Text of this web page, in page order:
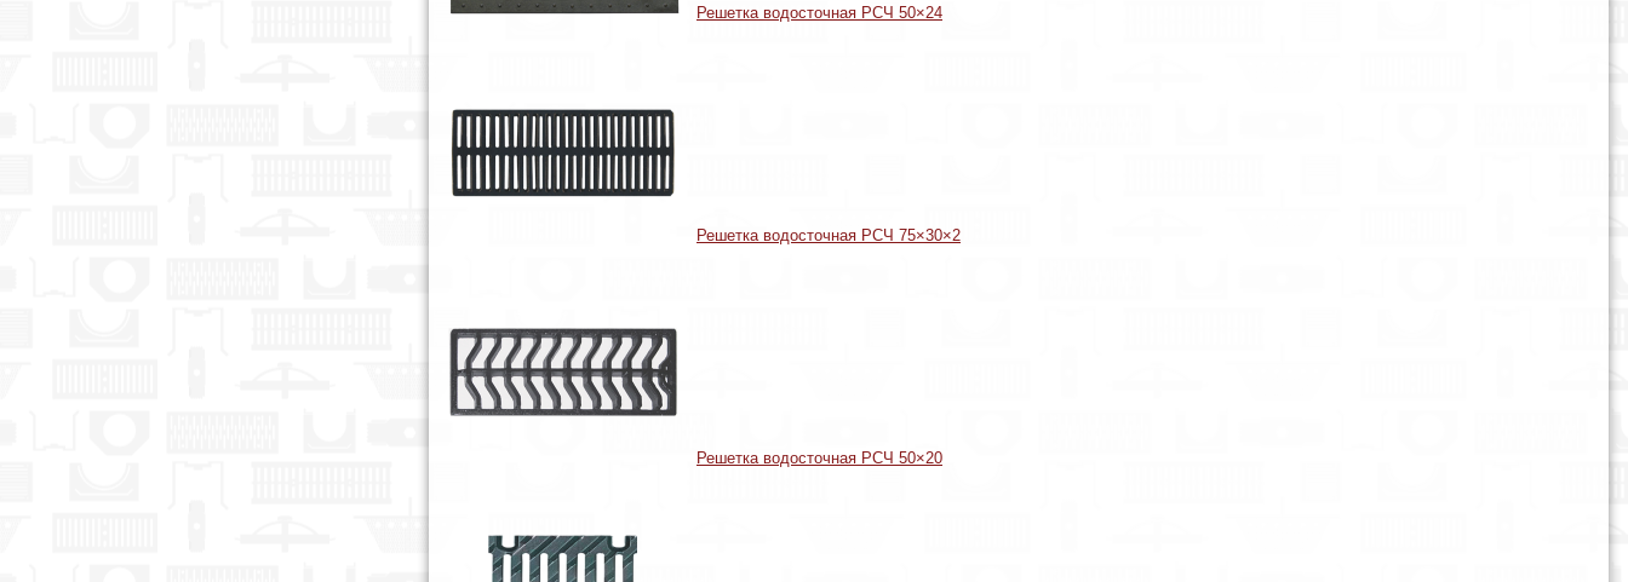
Решетка водосточная РСЧ 50×24
Решетка водосточная РСЧ 75×30×2
Решетка водосточная РСЧ 50×20